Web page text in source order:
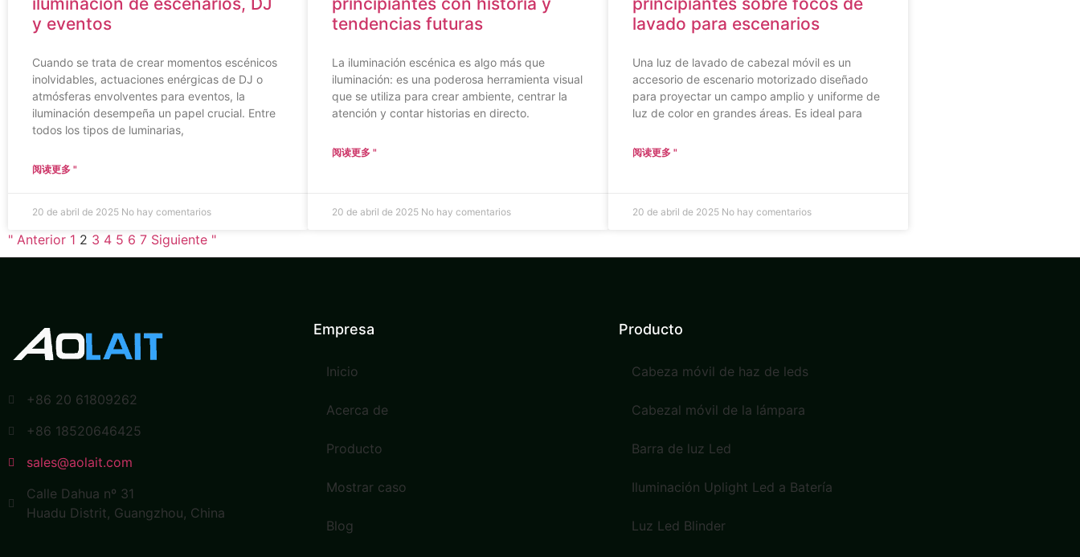
y eventos
Cuando se trata de crear momentos escénicos
inolvidables, actuaciones enérgicas de DJ o
atmósferas envolventes para eventos, la
iluminación desempeña un papel crucial. Entre
todos los tipos de luminarias,
阅读更多 "
20 de abril de 2025 No hay comentarios
tendencias futuras
La iluminación escénica es algo más que
iluminación: es una poderosa herramienta visual
que se utiliza para crear ambiente, centrar la
atención y contar historias en directo.
阅读更多 "
20 de abril de 2025 No hay comentarios
lavado para escenarios
Una luz de lavado de cabezal móvil es un
accesorio de escenario motorizado diseñado
para proyectar un campo amplio y uniforme de
luz de color en grandes áreas. Es ideal para
阅读更多 "
20 de abril de 2025 No hay comentarios
" Anterior 1 2 3 4 5 6 7 Siguiente "
+86 20 61809262
+86 18520646425
sales@aolait.com
Calle Dahua nº 31
Huadu Distrit, Guangzhou, China
Empresa
Inicio
Acerca de
Producto
Mostrar caso
Blog
Producto
Cabeza móvil de haz de leds
Cabezal móvil de la lámpara
Barra de luz Led
Iluminación Uplight Led a Batería
Luz Led Blinder